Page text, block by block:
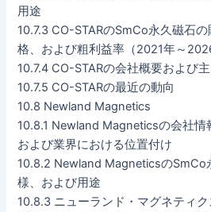
用途
10.7.3 CO-STARのSmCo永久磁石
格、および粗利益率（2021年～
10.7.4 CO-STARの会社概要および
10.7.5 CO-STARの最近の動向
10.8 Newland Magnetics
10.8.1 Newland Magneticsの会社情
および業界における位置付け
10.8.2 Newland MagneticsのSmCo
様、および用途
10.8.3 ニューランド・マグネティ